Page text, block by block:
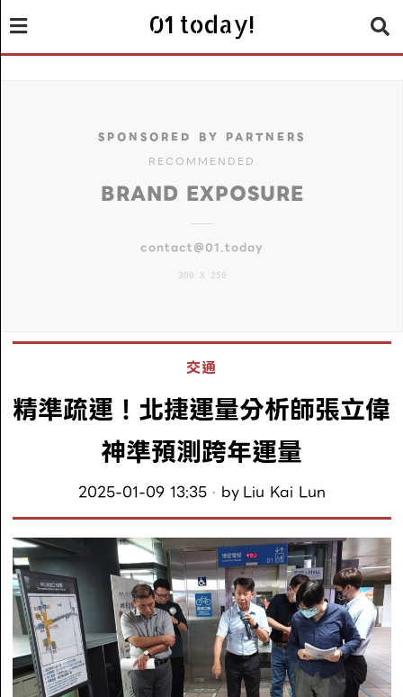
01 today!
SPONSORED BY PARTNERS
RECOMMENDED
BRAND EXPOSURE
contact@01.today
300 X 250
交通
精準疏運！北捷運量分析師張立偉
神準預測跨年運量
2025-01-09 13:35 by Liu Kai Lun